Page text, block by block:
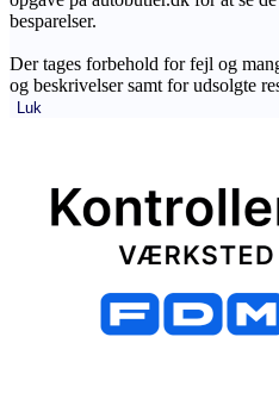
besparelser.
Der tages forbehold for fejl og
og beskrivelser samt for udsolgte
Luk